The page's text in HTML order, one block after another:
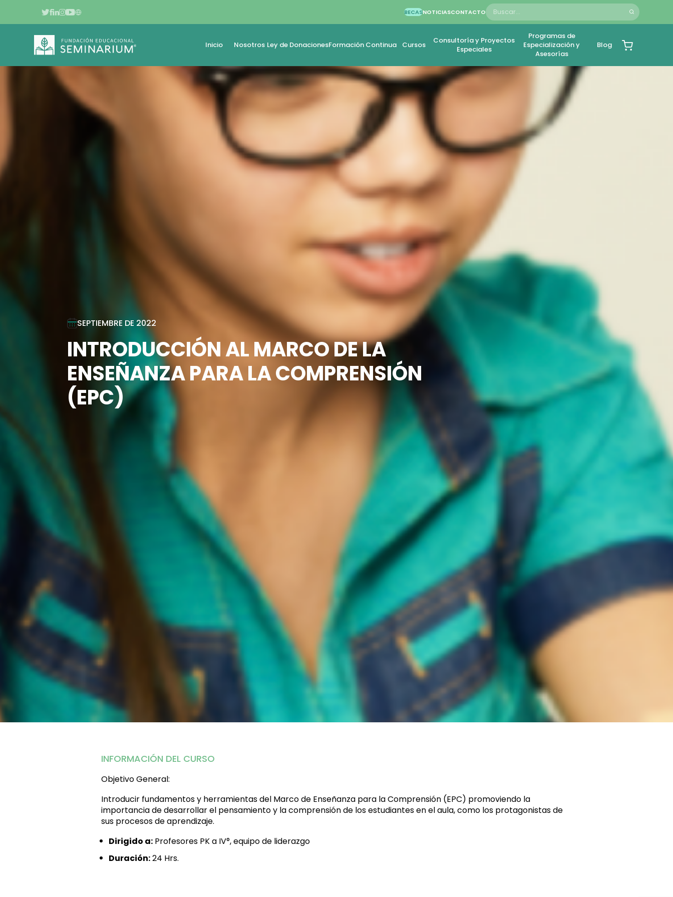
BECASNOTICIASCONTACTO
Inicio Nosotros Ley de DonacionesFormación Continua Cursos
Consultoría y Proyectos
Especiales
Programas de
Especialización y
Asesorías
Blog
SEPTIEMBRE DE 2022
INTRODUCCIÓN AL MARCO DE LA
ENSEÑANZA PARA LA COMPRENSIÓN
(EPC)
INFORMACIÓN DEL CURSO
Objetivo General:
Introducir fundamentos y herramientas del Marco de Enseñanza para la Comprensión (EPC) promoviendo la
importancia de desarrollar el pensamiento y la comprensión de los estudiantes en el aula, como los protagonistas de
sus procesos de aprendizaje.
Dirigido a: Profesores PK a IV°, equipo de liderazgo
Duración:24 Hrs.